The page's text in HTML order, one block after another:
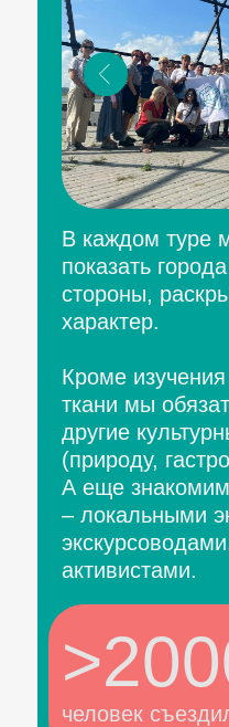
В каждом туре
показать
стороны,
характер.
Кроме изучения
ткани мы
другие
(природу,
А еще
– локальными
активистами.
человек